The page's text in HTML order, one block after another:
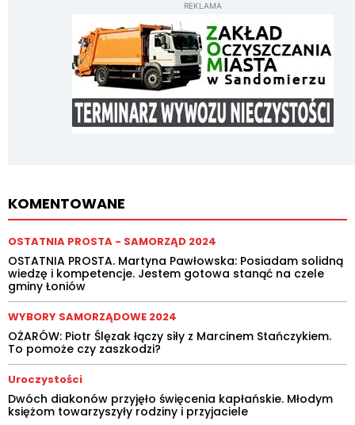
REKLAMA
KOMENTOWANE
OSTATNIA PROSTA - SAMORZĄD 2024
OSTATNIA PROSTA. Martyna Pawłowska: Posiadam solidną
wiedzę i kompetencje. Jestem gotowa stanąć na czele
gminy Łoniów
WYBORY SAMORZĄDOWE 2024
OŻARÓW: Piotr Ślęzak łączy siły z Marcinem Stańczykiem.
To pomoże czy zaszkodzi?
Uroczystości
Dwóch diakonów przyjęło święcenia kapłańskie. Młodym
księżom towarzyszyły rodziny i przyjaciele